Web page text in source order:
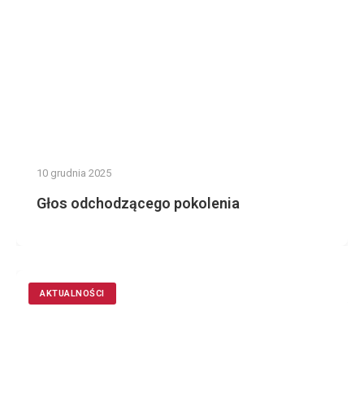
10 grudnia 2025
Głos odchodzącego pokolenia
AKTUALNOŚCI